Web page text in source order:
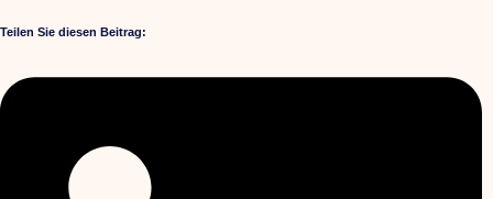
Teilen Sie diesen Beitrag: